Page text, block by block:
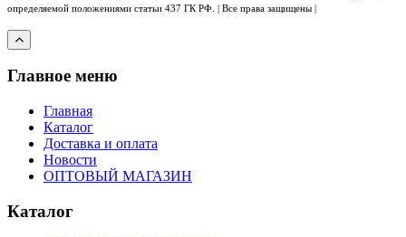
определяемой положениями статьи 437 ГК РФ. | Все права защищены |
Главное меню
Главная
Каталог
Доставка и оплата
Новости
ОПТОВЫЙ МАГАЗИН
Каталог